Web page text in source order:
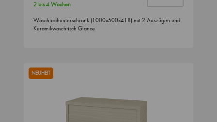
2 bis 4 Wochen
Waschtischunterschrank (1000x500x418) mit 2 Auszügen und
Keramikwaschtisch Glance
NEUHEIT